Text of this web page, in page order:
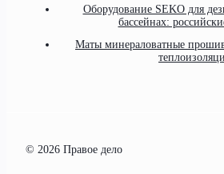
Оборудование SEKO для
бассейнах:
Маты минераловатные
© 2026 Правое дело